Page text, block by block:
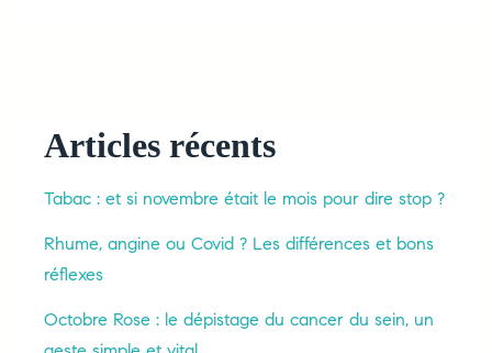
Articles récents
Tabac : et si novembre était le mois pour dire stop ?
Rhume, angine ou Covid ? Les différences et bons
réflexes
Octobre Rose : le dépistage du cancer du sein, un